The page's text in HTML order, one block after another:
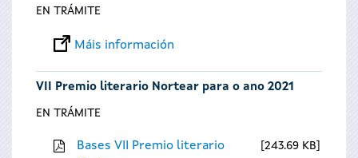
EN TRÁMITE
Máis información
VII Premio literario Nortear para o ano 2021
EN TRÁMITE
Bases VII Premio literario
243.69 KB